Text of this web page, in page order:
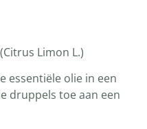
Limon L.)
essentiële olie in een
druppels toe aan een